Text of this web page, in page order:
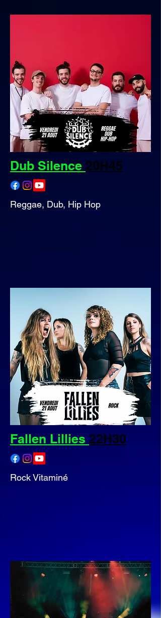
Dub Silence 20H45
Reggae, Dub, Hip Hop
Fallen Lillies 22H30
Rock Vitaminé